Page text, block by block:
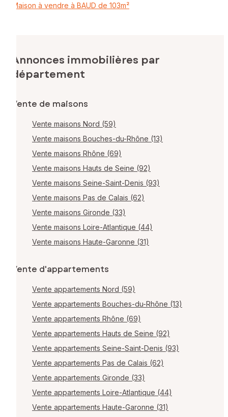
Maison à vendre à BAUD de 103m²
Annonces immobilières par
département
Vente de maisons
Vente maisons Nord (59)
Vente maisons Bouches-du-Rhône (13)
Vente maisons Rhône (69)
Vente maisons Hauts de Seine (92)
Vente maisons Seine-Saint-Denis (93)
Vente maisons Pas de Calais (62)
Vente maisons Gironde (33)
Vente maisons Loire-Atlantique (44)
Vente maisons Haute-Garonne (31)
Vente d'appartements
Vente appartements Nord (59)
Vente appartements Bouches-du-Rhône (13)
Vente appartements Rhône (69)
Vente appartements Hauts de Seine (92)
Vente appartements Seine-Saint-Denis (93)
Vente appartements Pas de Calais (62)
Vente appartements Gironde (33)
Vente appartements Loire-Atlantique (44)
Vente appartements Haute-Garonne (31)